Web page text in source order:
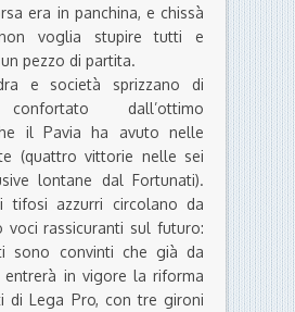
era in panchina, e chissà
voglia stupire tutti e
pezzo di partita.
e società sprizzano di
dall’ottimo
il Pavia ha avuto nelle
(quattro vittorie nelle sei
lontane dal Fortunati).
tifosi azzurri circolano da
voci rassicuranti sul futuro:
sono convinti che già da
entrerà in vigore la riforma
di Lega Pro, con tre gironi